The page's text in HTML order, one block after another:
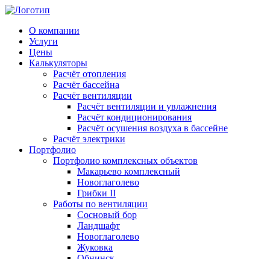
О компании
Услуги
Цены
Калькуляторы
Расчёт отопления
Расчёт бассейна
Расчёт вентиляции
Расчёт вентиляции и увлажнения
Расчёт кондиционирования
Расчёт осушения воздуха в бассейне
Расчёт электрики
Портфолио
Портфолио комплексных объектов
Макарьево комплексный
Новоглаголево
Грибки II
Работы по вентиляции
Сосновый бор
Ландшафт
Новоглаголево
Жуковка